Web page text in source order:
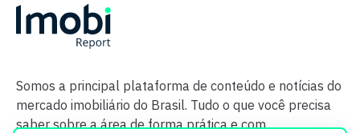
Somos a principal plataforma de conteúdo e notícias do
mercado imobiliário do Brasil. Tudo o que você precisa
saber sobre a área de forma prática e com